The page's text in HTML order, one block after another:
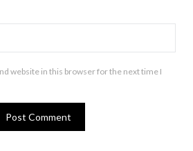
website in this browser for the next time I